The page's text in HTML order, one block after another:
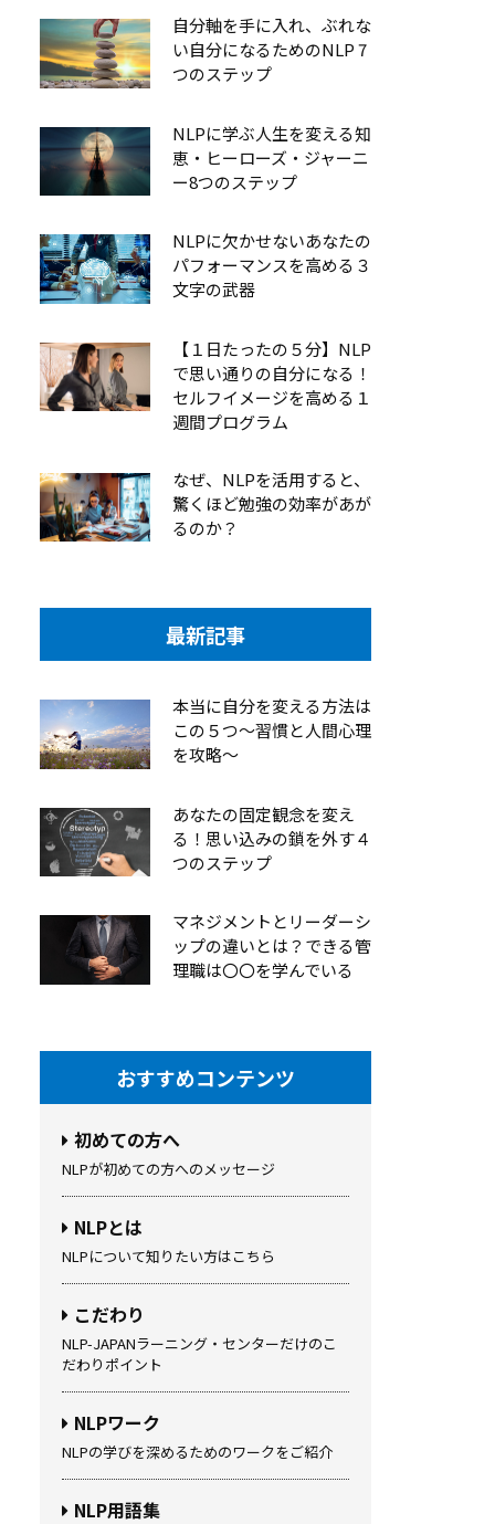
自分軸を手に入れ、ぶれな
い自分になるためのNLP 7
つのステップ
NLPに学ぶ人生を変える知
恵・ヒーローズ・ジャーニ
ー8つのステップ
NLPに欠かせないあなたの
パフォーマンスを高める３
文字の武器
【１日たったの５分】NLP
で思い通りの自分になる！
セルフイメージを高める１
週間プログラム
なぜ、NLPを活用すると、
驚くほど勉強の効率があが
るのか？
最新記事
本当に自分を変える方法は
この５つ～習慣と人間心理
を攻略～
あなたの固定観念を変え
る！思い込みの鎖を外す４
つのステップ
マネジメントとリーダーシ
ップの違いとは？できる管
理職は〇〇を学んでいる
おすすめコンテンツ
初めての方へ
NLPが初めての方へのメッセージ
NLPとは
NLPについて知りたい方はこちら
こだわり
NLP-JAPANラーニング・センターだけのこ
だわりポイント
NLPワーク
NLPの学びを深めるためのワークをご紹介
NLP用語集